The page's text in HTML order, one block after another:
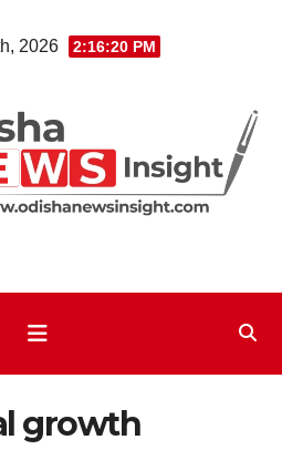
2026 2:16:21 PM
growth